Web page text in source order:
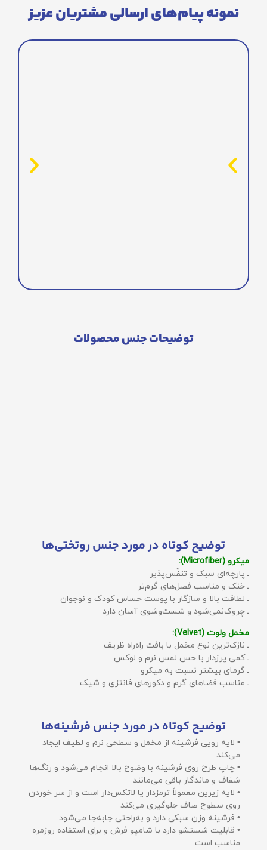
نمونه پیام‌های ارسالی مشتریان عزیز
توضیحات جنس محصولات
توضیح کوتاه در مورد جنس روتختی‌ها
میکرو (Microfiber):
ـ پارچه‌ای سبک و تنفّس‌پذیر
ـ خنک و مناسب فصل‌های گرم‌تر
ـ لطافت بالا و سازگار با پوست حساس کودک و نوجوان
ـ چروک‌نمی‌شود و شست‌وشوی آسان دارد
مخمل ولوت (Velvet):
ـ نازک‌ترین نوع مخمل با بافت راه‌راه ظریف
ـ کمی پرزدار با حس لمس نرم و لوکس
ـ گرمای بیشتر نسبت به میکرو
ـ مناسب فضاهای گرم و دکورهای فانتزی و شیک
توضیح کوتاه در مورد جنس فرشینه‌ها
• لایه رویی فرشینه از مخمل و سطحی نرم و لطیف ایجاد
می‌کند
• چاپ طرح روی فرشینه با وضوح بالا انجام می‌شود و رنگ‌ها
شفاف و ماندگار باقی می‌مانند
• لایه زیرین معمولاً ترمزدار یا لاتکس‌دار است و از سر خوردن
روی سطوح صاف جلوگیری می‌کند
• فرشینه وزن سبکی دارد و به‌راحتی جابه‌جا می‌شود
• قابلیت شستشو دارد با شامپو فرش و برای استفاده روزمره
مناسب است